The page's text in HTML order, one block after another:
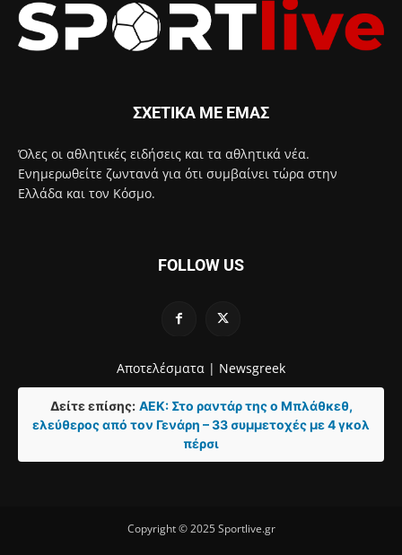
ΣΧΕΤΙΚΑ ΜΕ ΕΜΑΣ
Όλες οι αθλητικές ειδήσεις και τα αθλητικά νέα.
Ενημερωθείτε ζωντανά για ότι συμβαίνει τώρα στην
Ελλάδα και τον Κόσμο.
FOLLOW US
Αποτελέσματα | Newsgreek
Δείτε επίσης: ΑΕΚ: Στο ραντάρ της ο Μπλάθκεθ,
ελεύθερος από τον Γενάρη – 33 συμμετοχές με 4 γκολ
πέρσι
Copyright © 2025 Sportlive.gr